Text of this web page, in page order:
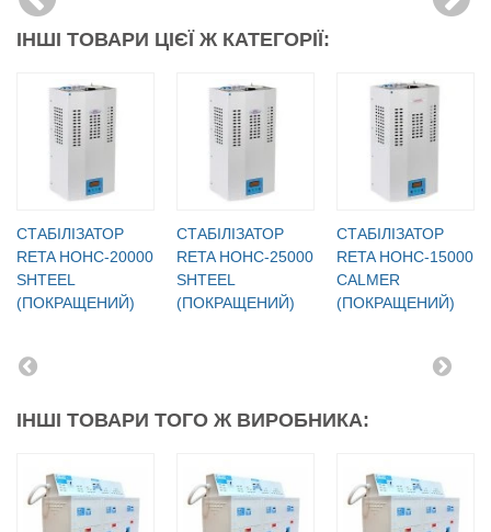
ІНШІ ТОВАРИ ЦІЄЇ Ж КАТЕГОРІЇ:
СТАБІЛІЗАТОР
RETA НОНС-20000
SHTEEL
(ПОКРАЩЕНИЙ)
СТАБІЛІЗАТОР
RETA НОНС-25000
SHTEEL
(ПОКРАЩЕНИЙ)
СТАБІЛІЗАТОР
RETA НОНС-15000
CALMER
(ПОКРАЩЕНИЙ)
ІНШІ ТОВАРИ ТОГО Ж ВИРОБНИКА: